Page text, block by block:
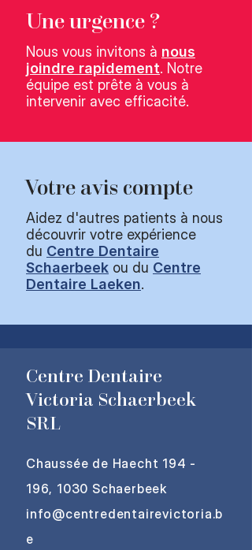
Une urgence ?
Nous vous invitons à nous
joindre rapidement. Notre
équipe est prête à vous à
intervenir avec efficacité.
Votre avis compte
Aidez d'autres patients à nous
découvrir votre expérience
du Centre Dentaire
Schaerbeek ou du Centre
Dentaire Laeken.
Centre Dentaire
Victoria Schaerbeek
SRL
Chaussée de Haecht 194 -
196, 1030 Schaerbeek
info@centredentairevictoria.b
e